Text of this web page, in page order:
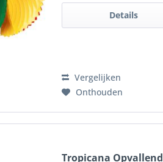
Details
Vergelijken
Onthouden
Tropicana Opvallend